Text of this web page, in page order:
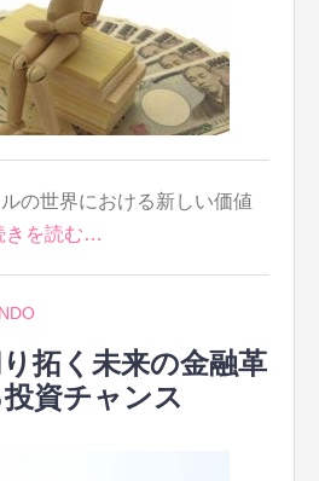
の世界における新しい価値
きを読む…
拓く未来の金融革
資チャンス